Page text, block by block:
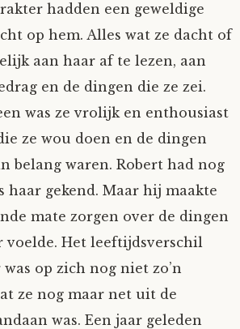
hadden een geweldige
op hem. Alles wat ze dacht of
aan haar af te lezen, aan
en de dingen die ze zei.
was ze vrolijk en enthousiast
ze wou doen en de dingen
belang waren. Robert had nog
haar gekend. Maar hij maakte
mate zorgen over de dingen
voelde. Het leeftijdsverschil
op zich nog niet zo’n
ze nog maar net uit de
was. Een jaar geleden